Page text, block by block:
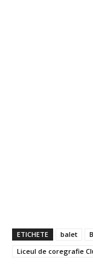
ETICHETE balet
Liceul de coregrafie